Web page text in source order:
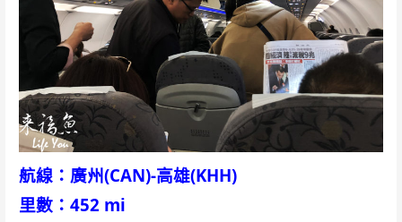
航線：廣州(CAN)-高雄(KHH)
里數：452 mi